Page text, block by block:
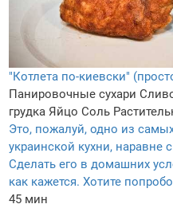
"Котлета по-киевски"
Панировочные сухари
грудка Яйцо Соль
Это, пожалуй, одно из
украинской кухни,
Сделать его в домашних
как кажется. Хотите
45 мин